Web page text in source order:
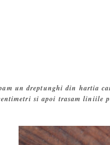
un dreptunghi din hartia
si apoi trasam liniile